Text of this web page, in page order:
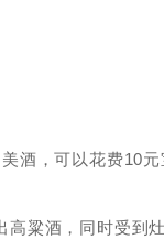
酒，可以花费10
粱酒，同时受到